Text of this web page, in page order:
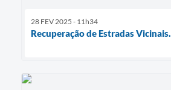
28 FEV 2025 - 11h34
Recuperação de Estradas Vicinais.